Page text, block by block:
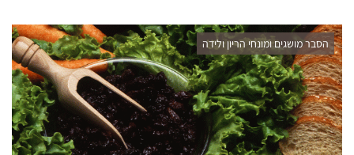
הסבר מושגים ומונחי הריון ולידה